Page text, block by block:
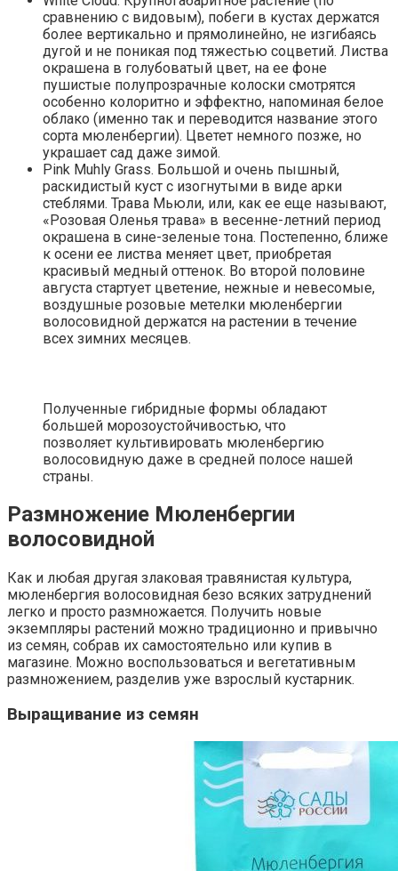
сравнению с видовым), побеги в кустах держатся
более вертикально и прямолинейно, не изгибаясь
дугой и не поникая под тяжестью соцветий. Листва
окрашена в голубоватый цвет, на ее фоне
пушистые полупрозрачные колоски смотрятся
особенно колоритно и эффектно, напоминая белое
облако (именно так и переводится название этого
сорта мюленбергии). Цветет немного позже, но
украшает сад даже зимой.
Pink Muhly Grass. Большой и очень пышный,
раскидистый куст с изогнутыми в виде арки
стеблями. Трава Мьюли, или, как ее еще называют,
«Розовая Оленья трава» в весенне-летний период
окрашена в сине-зеленые тона. Постепенно, ближе
к осени ее листва меняет цвет, приобретая
красивый медный оттенок. Во второй половине
августа стартует цветение, нежные и невесомые,
воздушные розовые метелки мюленбергии
волосовидной держатся на растении в течение
всех зимних месяцев.
Полученные гибридные формы обладают
большей морозоустойчивостью, что
позволяет культивировать мюленбергию
волосовидную даже в средней полосе нашей
страны.
Размножение Мюленбергии
волосовидной
Как и любая другая злаковая травянистая культура,
мюленбергия волосовидная безо всяких затруднений
легко и просто размножается. Получить новые
экземпляры растений можно традиционно и привычно
из семян, собрав их самостоятельно или купив в
магазине. Можно воспользоваться и вегетативным
размножением, разделив уже взрослый кустарник.
Выращивание из семян